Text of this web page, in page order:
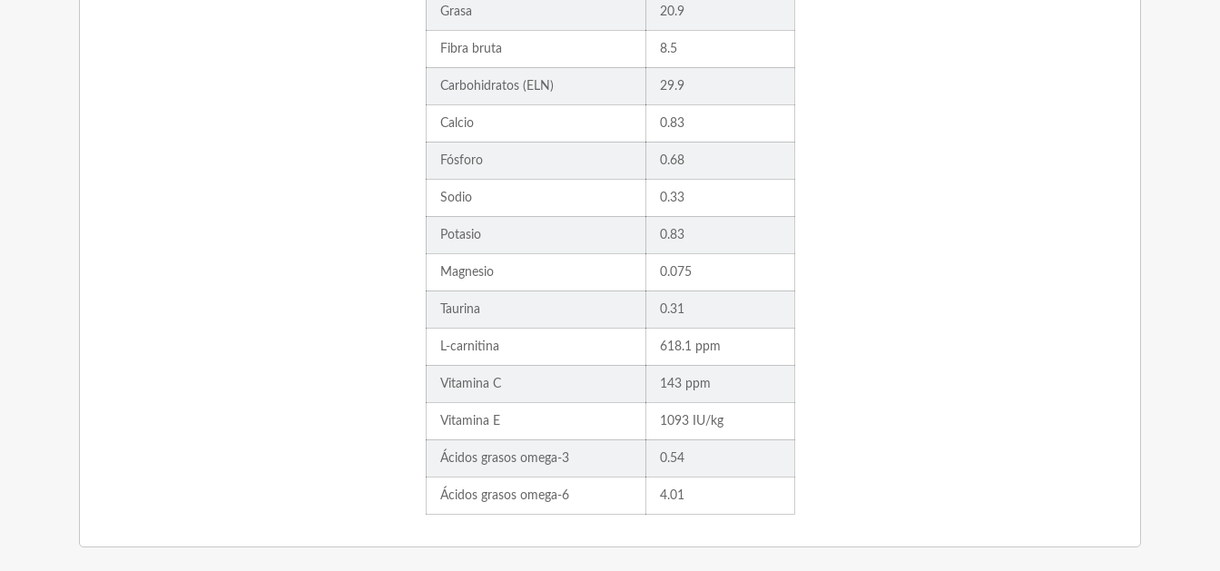
Grasa 20.9
Fibra bruta 8.5
Carbohidratos (ELN) 29.9
Calcio 0.83
Fósforo 0.68
Sodio 0.33
Potasio 0.83
Magnesio 0.075
Taurina 0.31
L-carnitina 618.1 ppm
Vitamina C 143 ppm
Vitamina E 1093 IU/kg
Ácidos grasos omega-3 0.54
Ácidos grasos omega-6 4.01